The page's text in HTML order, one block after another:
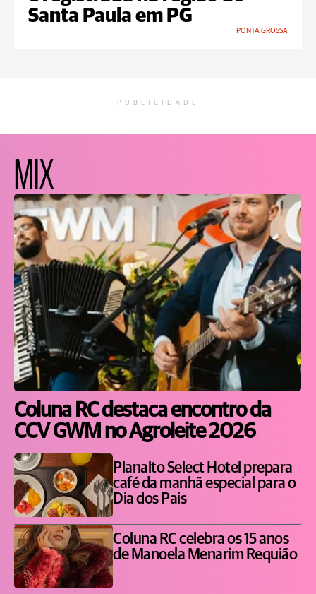
Santa Paula em PG
PONTA GROSSA
PUBLICIDADE
MIX
Coluna RC destaca encontro da
CCV GWM no Agroleite 2026
Planalto Select Hotel prepara
café da manhã especial para o
Dia dos Pais
Coluna RC celebra os 15 anos
de Manoela Menarim Requião